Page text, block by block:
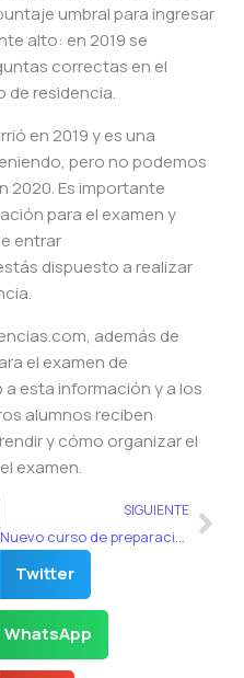
umbral para ingresar
alto: en 2019 se
correctas en el
de residencia.
en 2019 y es una
pero no podemos
2020. Es importante
para el examen y
entrar
dispuesto a realizar
además de
el examen de
esta información y a los
alumnos reciben
y cómo organizar el
examen.
SIGUIENTE
Nuevo curso de preparación para el examen de residencias de Nutrición
Twitter
WhatsApp